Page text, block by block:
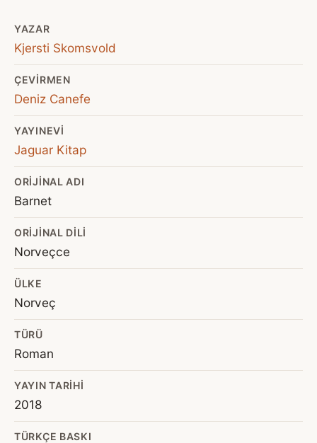
YAZAR
Kjersti Skomsvold
ÇEVIRMEN
Deniz Canefe
YAYINEVI
Jaguar Kitap
ORIJINAL ADI
Barnet
ORIJINAL DILI
Norveçce
ÜLKE
Norveç
TÜRÜ
Roman
YAYIN TARIHI
2018
TÜRKÇE BASKI